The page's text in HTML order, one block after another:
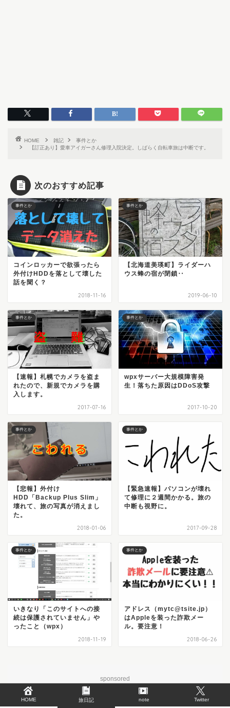
HOME 雑記
事件とか
【訂正あり】愛車アイガーさん修理入院決定。しばらく自転車旅は中断です。
次のおすすめ記事
事件とか
コインロッカーで欲張ったら
外付けHDDを落として壊した
話を聞く？
2018-11-16
事件とか
【北海道美瑛町】ライダーハ
ウス蜂の宿が閉鎖‥
2019-06-10
事件とか
【速報】札幌でカメラを盗ま
れたので、新規でカメラを購
入します。
2017-07-16
事件とか
wpxサーバー大規模障害発
生！落ちた原因はDDoS攻撃
2017-10-20
事件とか
【悲報】外付け
HDD「Backup Plus Slim」
壊れて、旅の写真が消えまし
た。
2018-01-06
事件とか
【緊急速報】パソコンが壊れ
て修理に２週間かかる。旅の
中断も視野に。
2017-09-28
事件とか
いきなり「このサイトへの接
続は保護されていません」や
ったこと（wpx）
2018-11-19
事件とか
アドレス（mytc@tsite.jp）
はAppleを装った詐欺メー
ル。要注意！
2018-06-26
sponsored
HOME 旅日記 note Twitter